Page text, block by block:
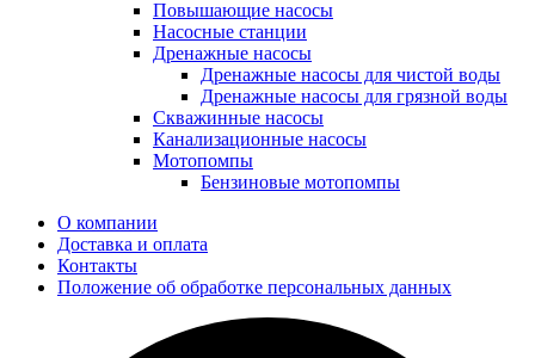
Повышающие насосы
Насосные станции
Дренажные насосы
Дренажные насосы для чистой воды
Дренажные насосы для грязной воды
Скважинные насосы
Канализационные насосы
Мотопомпы
Бензиновые мотопомпы
О компании
Доставка и оплата
Контакты
Положение об обработке персональных данных